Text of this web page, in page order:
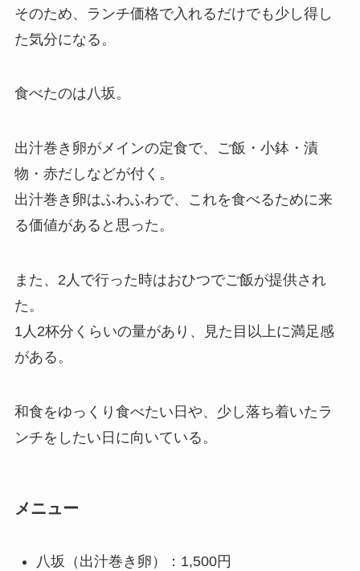
そのため、ランチ価格で入れるだけでも少し得し
た気分になる。
食べたのは八坂。
出汁巻き卵がメインの定食で、ご飯・小鉢・漬
物・赤だしなどが付く。
出汁巻き卵はふわふわで、これを食べるために来
る価値があると思った。
また、2人で行った時はおひつでご飯が提供され
た。
1人2杯分くらいの量があり、見た目以上に満足感
がある。
和食をゆっくり食べたい日や、少し落ち着いたラ
ンチをしたい日に向いている。
メニュー
八坂（出汁巻き卵）：1,500円